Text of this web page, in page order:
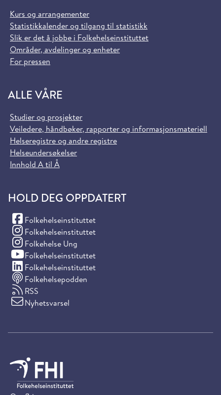
Kurs og arrangementer
Statistikkalender og tilgang til statistikk
Slik er det å jobbe i Folkehelseinstituttet
Områder, avdelinger og enheter
For pressen
ALLE VÅRE
Studier og prosjekter
Veiledere, håndbøker, rapporter og informasjonsmateriell
Helseregistre og andre registre
Helseundersøkelser
Innhold A til Å
HOLD DEG OPPDATERT
Folkehelseinstituttet
(Facebook)
Folkehelseinstituttet
(Instagram)
Folkehelse Ung
(Instagram)
Folkehelseinstituttet
(YouTube)
Folkehelseinstituttet
(LinkedIn)
Folkehelsepodden
RSS
Nyhetsvarsel